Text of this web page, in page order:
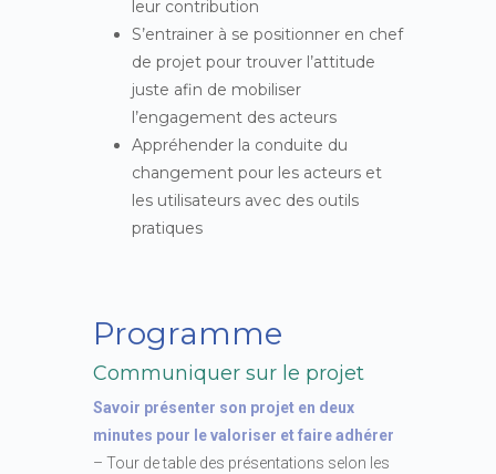
leur contribution
S’entrainer à se positionner en chef
de projet pour trouver l’attitude
juste afin de mobiliser
l’engagement des acteurs
Appréhender la conduite du
changement pour les acteurs et
les utilisateurs avec des outils
pratiques
Programme
Communiquer sur le projet
Savoir présenter son projet en deux
minutes pour le valoriser et faire adhérer
– Tour de table des présentations selon les